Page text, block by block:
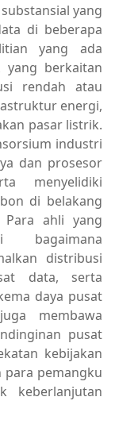
yang
di beberapa
yang ada
yang berkaitan
rendah atau
energi,
pasar listrik.
industri
dan prosesor
menyelidiki
di belakang
Para ahli yang
bagaimana
distribusi
data, serta
daya pusat
membawa
pusat
kebijakan
pemangku
keberlanjutan